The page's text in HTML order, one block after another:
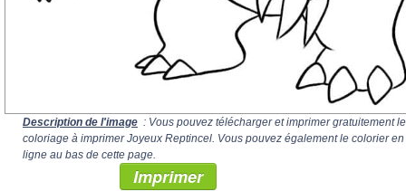
Description de l'image : Vous pouvez télécharger et imprimer gratuitement le
coloriage à imprimer Joyeux Reptincel. Vous pouvez également le colorier en
ligne au bas de cette page.
Imprimer